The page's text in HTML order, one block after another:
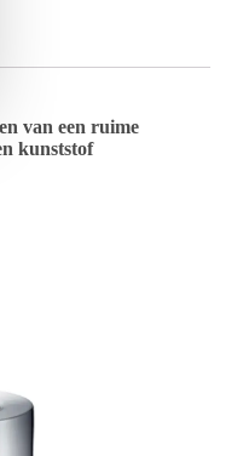
van een ruime
kunststof